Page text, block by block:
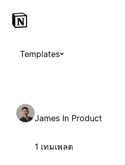
Templates
James In Product
1 เทมเพลต